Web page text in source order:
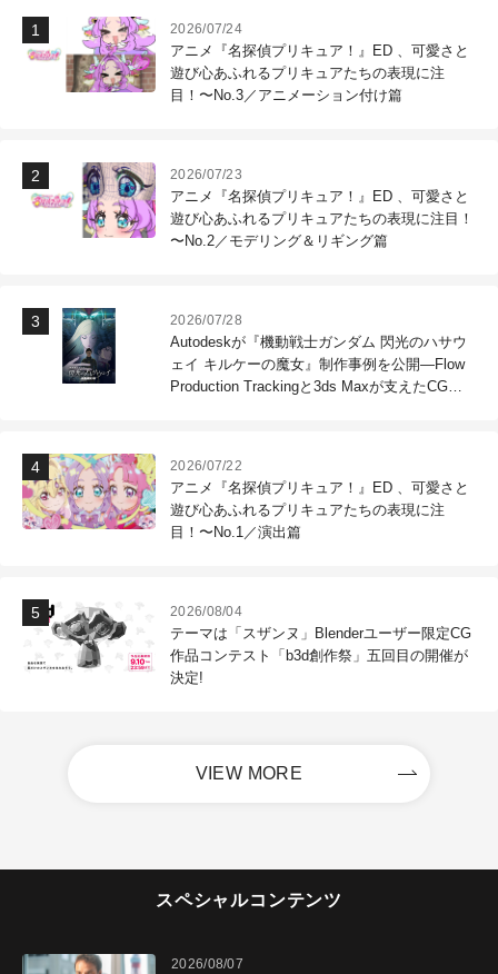
2026/07/24
アニメ『名探偵プリキュア！』ED 、可愛さと
遊び心あふれるプリキュアたちの表現に注
目！〜No.3／アニメーション付け篇
2026/07/23
アニメ『名探偵プリキュア！』ED 、可愛さと
遊び心あふれるプリキュアたちの表現に注目！
〜No.2／モデリング＆リギング篇
2026/07/28
Autodeskが『機動戦士ガンダム 閃光のハサウ
ェイ キルケーの魔女』制作事例を公開―Flow
Production Trackingと3ds Maxが支えたCG制
2026/07/22
アニメ『名探偵プリキュア！』ED 、可愛さと
遊び心あふれるプリキュアたちの表現に注
目！〜No.1／演出篇
2026/08/04
テーマは「スザンヌ」Blenderユーザー限定CG
作品コンテスト「b3d創作祭」五回目の開催が
決定!
VIEW MORE
スペシャルコンテンツ
2026/08/07